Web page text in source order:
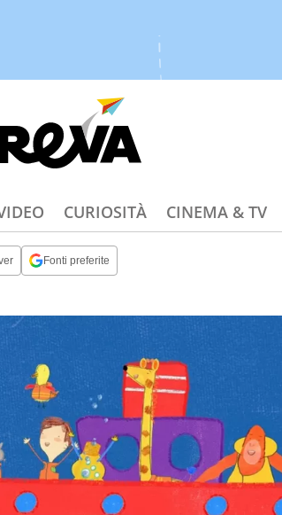
CURIOSITÀ CINEMA & TV
Fonti preferite